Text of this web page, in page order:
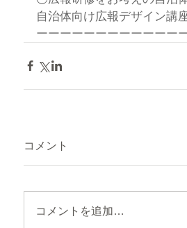
自治体向け広報デザイン講
ーーーーーーーーーーーー
コメント
コメントを追加…